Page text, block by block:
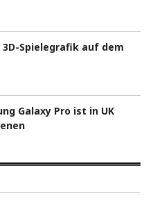
3D-Spielegrafik auf dem
Galaxy Pro ist in UK